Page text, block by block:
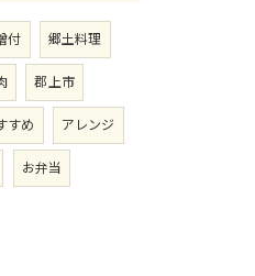
付
郷土料理
郡上市
すめ
アレンジ
お弁当